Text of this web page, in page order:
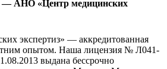
АНО «Центр медицинских
экспертиз» — аккредитованная
опытом. Наша лицензия № Л041-
выдана бессрочно